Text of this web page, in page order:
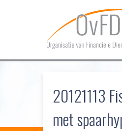
20121113
met